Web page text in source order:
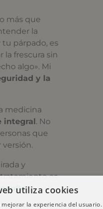
más que
la
párpado, es
la frescura sin
algo». Mi
y la
medicina
integral . No
que
versión.
y
es
y
utiliza cookies
la experiencia del